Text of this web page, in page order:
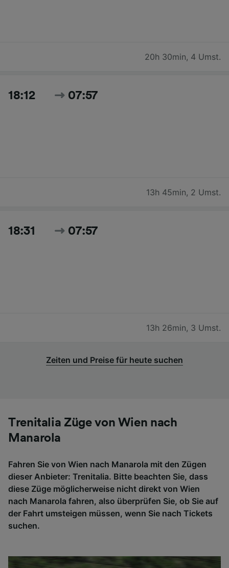
20h 30min, 4 Umst.
18:12 07:57
13h 45min, 2 Umst.
18:31 07:57
13h 26min, 3 Umst.
Zeiten und Preise für heute suchen
Trenitalia Züge von Wien nach
Manarola
Fahren Sie von Wien nach Manarola mit den Zügen
dieser Anbieter: Trenitalia. Bitte beachten Sie, dass
diese Züge möglicherweise nicht direkt von Wien
nach Manarola fahren, also überprüfen Sie, ob Sie auf
der Fahrt umsteigen müssen, wenn Sie nach Tickets
suchen.